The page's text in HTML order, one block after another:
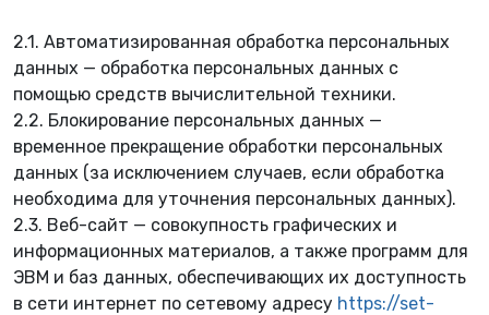
🍀
2.1. Автоматизированная обработка персональных
данных — обработка персональных данных с
помощью средств вычислительной техники.
2.2. Блокирование персональных данных —
временное прекращение обработки персональных
данных (за исключением случаев, если обработка
необходима для уточнения персональных данных).
2.3. Веб-сайт — совокупность графических и
информационных материалов, а также программ для
ЭВМ и баз данных, обеспечивающих их доступность
в сети интернет по сетевому адресу https://set-